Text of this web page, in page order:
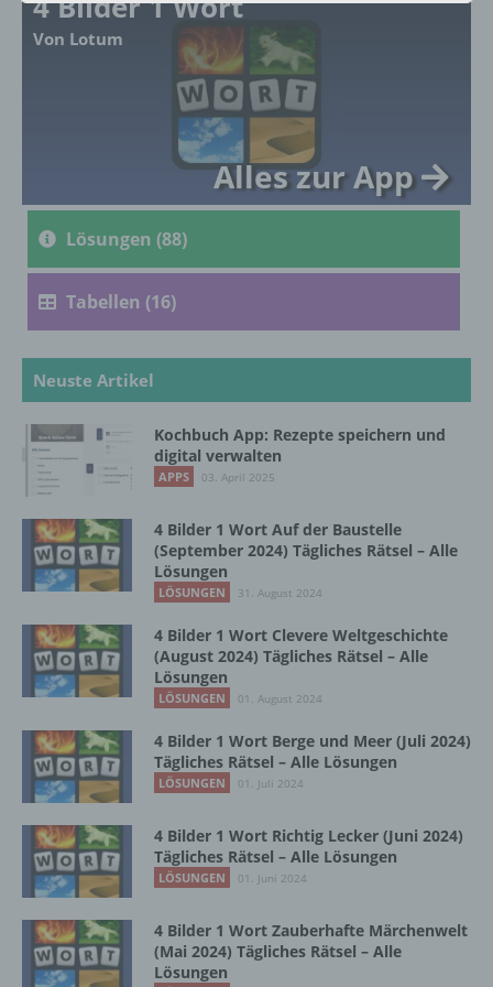
Von Lotum
Alles zur App
Lösungen (88)
Tabellen (16)
Neuste Artikel
Kochbuch App: Rezepte speichern und
digital verwalten
APPS 03. April 2025
4 Bilder 1 Wort Auf der Baustelle
(September 2024) Tägliches Rätsel – Alle
Lösungen
LÖSUNGEN 31. August 2024
4 Bilder 1 Wort Clevere Weltgeschichte
(August 2024) Tägliches Rätsel – Alle
Lösungen
LÖSUNGEN 01. August 2024
4 Bilder 1 Wort Berge und Meer (Juli 2024)
Tägliches Rätsel – Alle Lösungen
LÖSUNGEN 01. Juli 2024
4 Bilder 1 Wort Richtig Lecker (Juni 2024)
Tägliches Rätsel – Alle Lösungen
LÖSUNGEN 01. Juni 2024
4 Bilder 1 Wort Zauberhafte Märchenwelt
(Mai 2024) Tägliches Rätsel – Alle
Lösungen
a) personenbezogene Daten
Personenbezogene Daten sind alle
Informationen, die sich auf eine identifizierte
oder identifizierbare natürliche Person (im
Folgenden „betroffene Person") beziehen.
Als identifizierbar wird eine natürliche
Person angesehen, die direkt oder indirekt,
Kennung wie einem Namen, zu einer
Kennnummer, zu Standortdaten, zu einer
mehreren besonderen Merkmalen, die
Ausdruck der physischen, physiologischen,
kulturellen oder sozialen Identität dieser
Betroffene Person ist jede identifizierte oder
identifizierbare natürliche Person, deren
personenbezogene Daten von dem für die
werden.
c) Verarbeitung
Verarbeitung ist jeder mit oder ohne Hilfe
automatisierter Verfahren ausgeführte
Vorgang oder jede solche Vorgangsreihe im
Zusammenhang mit personenbezogenen
Daten wie das Erheben, das Erfassen, die
Organisation, das Ordnen, die Speicherung,
die Anpassung oder Veränderung, das
die Offenlegung durch Übermittlung,
Verbreitung oder eine andere Form der
Bereitstellung, den Abgleich oder die